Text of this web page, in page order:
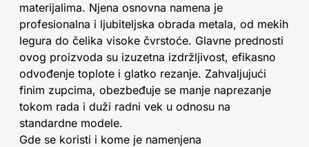
materijalima. Njena osnovna namena je
profesionalna i ljubiteljska obrada metala, od mekih
legura do čelika visoke čvrstoće. Glavne prednosti
ovog proizvoda su izuzetna izdržljivost, efikasno
odvođenje toplote i glatko rezanje. Zahvaljujući
finim zupcima, obezbeđuje se manje naprezanje
tokom rada i duži radni vek u odnosu na
standardne modele.
Gde se koristi i kome je namenjena